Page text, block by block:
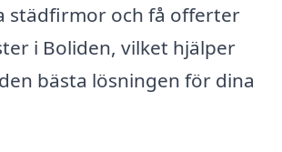
städfirmor och få offerter
i Boliden, vilket hjälper
bästa lösningen för dina